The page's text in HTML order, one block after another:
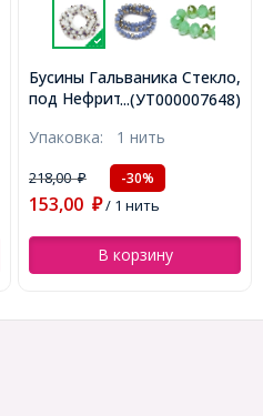
...(УТ000007649)
Бусины Гальваника Стекло,
под Нефрит,
Рондель, Цвет: Синий,
Размер: 8х5мм, Отв. 1мм,
около 72шт/36см/нить,
(УТ000007649)
Упаковка: 1 нить
218,00₽ -30%
153,00 ₽/ 1 нить
В корзину